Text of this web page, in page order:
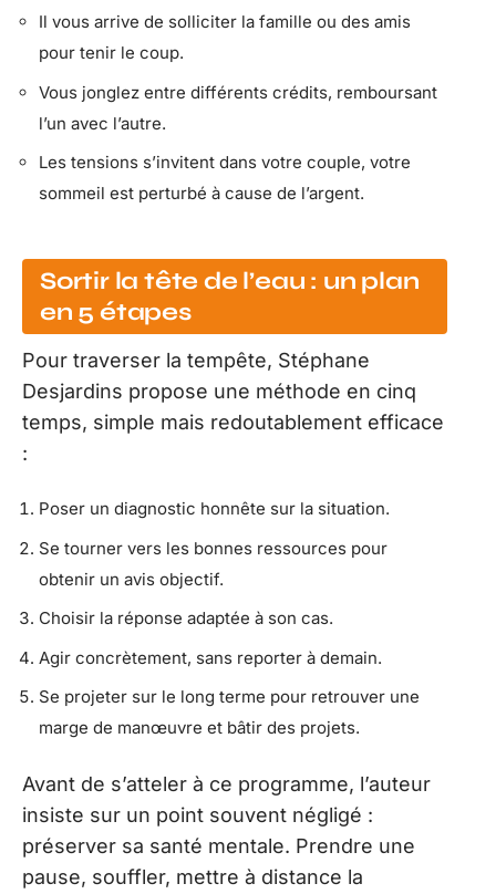
Il vous arrive de solliciter la famille ou des amis
pour tenir le coup.
Vous jonglez entre différents crédits, remboursant
l’un avec l’autre.
Les tensions s’invitent dans votre couple, votre
sommeil est perturbé à cause de l’argent.
Sortir la tête de l’eau : un plan
en 5 étapes
Pour traverser la tempête, Stéphane
Desjardins propose une méthode en cinq
temps, simple mais redoutablement efficace
:
Poser un diagnostic honnête sur la situation.
Se tourner vers les bonnes ressources pour
obtenir un avis objectif.
Choisir la réponse adaptée à son cas.
Agir concrètement, sans reporter à demain.
Se projeter sur le long terme pour retrouver une
marge de manœuvre et bâtir des projets.
Avant de s’atteler à ce programme, l’auteur
insiste sur un point souvent négligé :
préserver sa santé mentale. Prendre une
pause, souffler, mettre à distance la